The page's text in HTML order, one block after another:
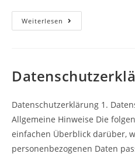
Weiterlesen Falliste
Datenschutz­erklärung 1.
Allgemeine Hinweise Die
einfachen Überblick darüber,
personenbezogenen Daten